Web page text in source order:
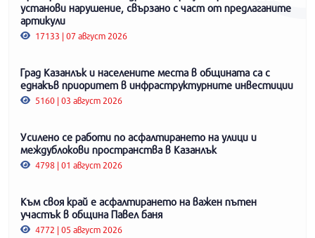
установи нарушение, свързано с част от предлаганите
артикули
17133 | 07 август 2026
Град Казанлък и населените места в общината са с
еднакъв приоритет в инфраструктурните инвестиции
5160 | 03 август 2026
Усилено се работи по асфалтирането на улици и
междублокови пространства в Казанлък
4798 | 01 август 2026
Към своя край е асфалтирането на важен пътен
участък в община Павел баня
4772 | 05 август 2026